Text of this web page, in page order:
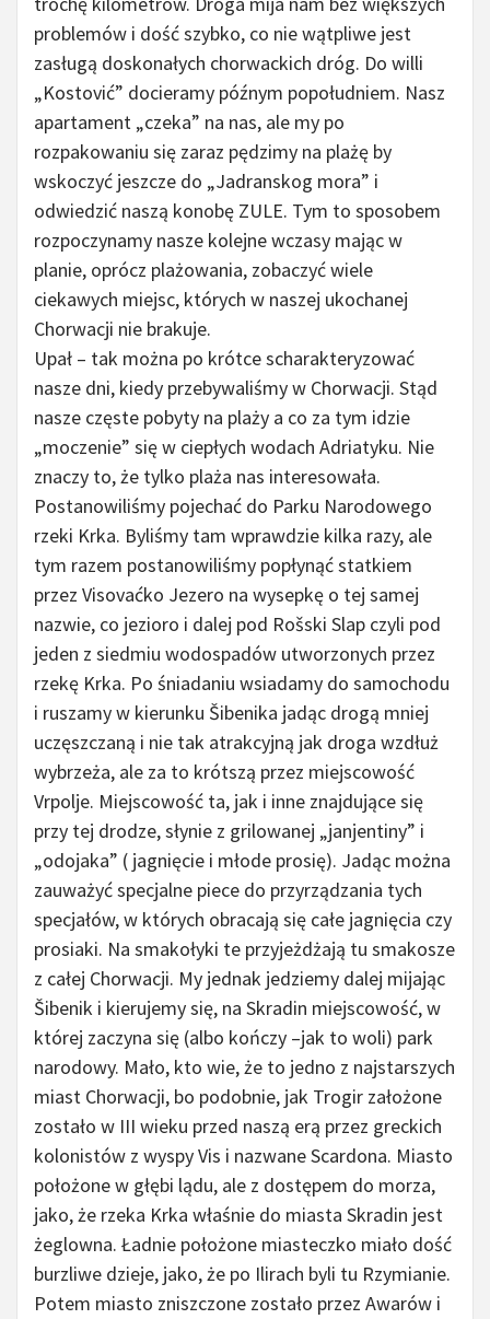
problemów i dość szybko, co nie wątpliwe jest
zasługą doskonałych chorwackich dróg. Do willi
„Kostović” docieramy późnym popołudniem. Nasz
apartament „czeka” na nas, ale my po
rozpakowaniu się zaraz pędzimy na plażę by
wskoczyć jeszcze do „Jadranskog mora” i
odwiedzić naszą konobę ZULE. Tym to sposobem
rozpoczynamy nasze kolejne wczasy mając w
planie, oprócz plażowania, zobaczyć wiele
ciekawych miejsc, których w naszej ukochanej
Chorwacji nie brakuje.
Upał – tak można po krótce scharakteryzować
nasze dni, kiedy przebywaliśmy w Chorwacji. Stąd
nasze częste pobyty na plaży a co za tym idzie
„moczenie” się w ciepłych wodach Adriatyku. Nie
znaczy to, że tylko plaża nas interesowała.
Postanowiliśmy pojechać do Parku Narodowego
rzeki Krka. Byliśmy tam wprawdzie kilka razy, ale
tym razem postanowiliśmy popłynąć statkiem
przez Visovaćko Jezero na wysepkę o tej samej
nazwie, co jezioro i dalej pod Rošski Slap czyli pod
jeden z siedmiu wodospadów utworzonych przez
rzekę Krka. Po śniadaniu wsiadamy do samochodu
i ruszamy w kierunku Šibenika jadąc drogą mniej
uczęszczaną i nie tak atrakcyjną jak droga wzdłuż
wybrzeża, ale za to krótszą przez miejscowość
Vrpolje. Miejscowość ta, jak i inne znajdujące się
przy tej drodze, słynie z grilowanej „janjentiny” i
„odojaka” ( jagnięcie i młode prosię). Jadąc można
zauważyć specjalne piece do przyrządzania tych
specjałów, w których obracają się całe jagnięcia czy
prosiaki. Na smakołyki te przyjeżdżają tu smakosze
z całej Chorwacji. My jednak jedziemy dalej mijając
Šibenik i kierujemy się, na Skradin miejscowość, w
której zaczyna się (albo kończy –jak to woli) park
narodowy. Mało, kto wie, że to jedno z najstarszych
miast Chorwacji, bo podobnie, jak Trogir założone
zostało w III wieku przed naszą erą przez greckich
kolonistów z wyspy Vis i nazwane Scardona. Miasto
położone w głębi lądu, ale z dostępem do morza,
jako, że rzeka Krka właśnie do miasta Skradin jest
żeglowna. Ładnie położone miasteczko miało dość
burzliwe dzieje, jako, że po Ilirach byli tu Rzymianie.
Potem miasto zniszczone zostało przez Awarów i